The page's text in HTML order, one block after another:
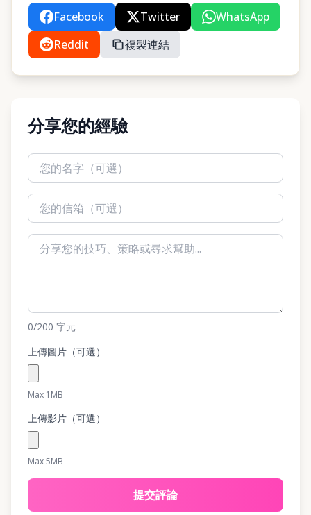
Facebook Twitter
WhatsApp
Reddit
複製連結
分享您的經驗
0/200 字元
上傳圖片（可選）
Max 1MB
上傳影片（可選）
Max 5MB
提交評論